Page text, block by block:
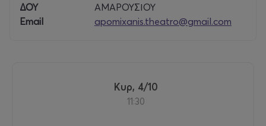
Με ιδιαίτερη χαρά ανακοινώνω την έναρξη της
συνεργασίας μου με το «Από Μηχανής» Θέατρο, με
Στον χώρο του θεάτρου, στο πλαίσιο των
παραστάσεων, θα διατίθενται προς πώληση και τα
ΔΟΥ
ΑΜΑΡΟΥΣΙΟΥ
Email
apomixanis.theatro@gmail.com
Κυρ, 4/10
11:30